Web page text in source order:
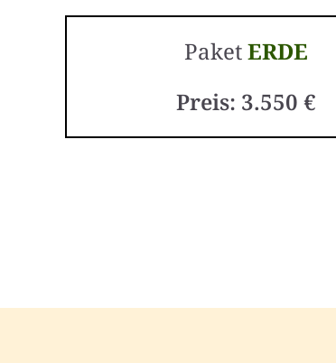
PaketERDE
Preis: 3.550 €